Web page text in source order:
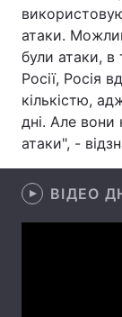
Екологія
Лонгріди
Відео з
Інтерв'ю
атаки.
були атаки, в
Росії, Росія
кількістю,
дні. Але вони
атаки", -
ВІДЕО